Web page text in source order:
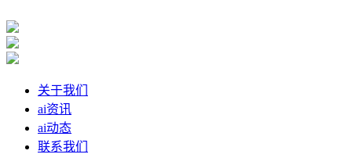
关于我们
ai资讯
ai动态
联系我们